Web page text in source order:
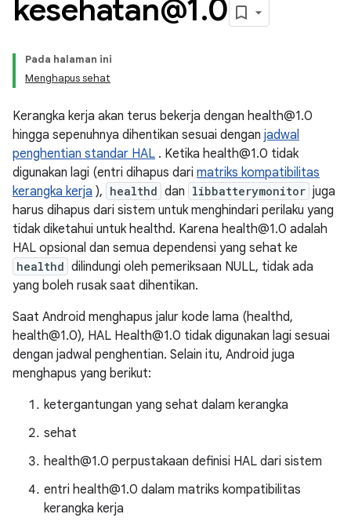
kesehatan@1.0
Pada halaman ini
Menghapus sehat
Kerangka kerja akan terus bekerja dengan health@1.0
hingga sepenuhnya dihentikan sesuai dengan jadwal
penghentian standar HAL . Ketika health@1.0 tidak
digunakan lagi (entri dihapus dari matriks kompatibilitas
kerangka kerja ), healthd dan libbatterymonitor juga
harus dihapus dari sistem untuk menghindari perilaku yang
tidak diketahui untuk healthd. Karena health@1.0 adalah
HAL opsional dan semua dependensi yang sehat ke
healthd dilindungi oleh pemeriksaan NULL, tidak ada
yang boleh rusak saat dihentikan.
Saat Android menghapus jalur kode lama (healthd,
health@1.0), HAL Health@1.0 tidak digunakan lagi sesuai
dengan jadwal penghentian. Selain itu, Android juga
menghapus yang berikut:
ketergantungan yang sehat dalam kerangka
sehat
health@1.0 perpustakaan definisi HAL dari sistem
entri health@1.0 dalam matriks kompatibilitas
kerangka kerja